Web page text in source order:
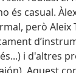
és casual.
però Aleix
i d'altres